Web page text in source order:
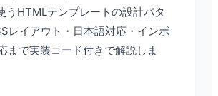
うHTMLテンプレートの設計パタ
レイアウト・日本語対応・インボ
まで実装コード付きで解説しま